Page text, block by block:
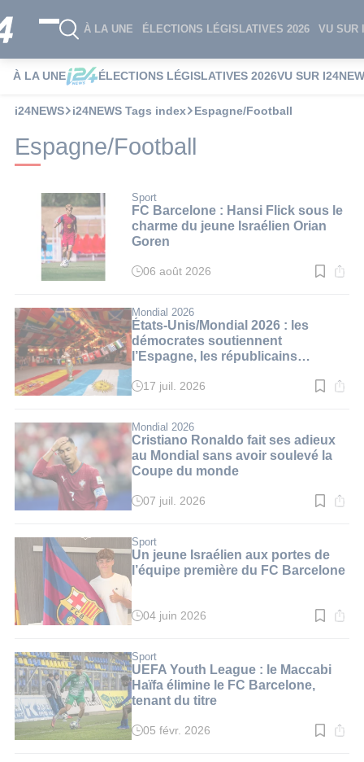
À LA UNE ÉLECTIONS LÉGISLATIVES 2026 VU SUR
À LA UNE ÉLECTIONS LÉGISLATIVES 2026VU SUR
i24NEWS i24NEWS Tags index Espagne/Football
Espagne/Football
Sport
FC Barcelone : Hansi Flick sous le
charme du jeune Israélien Orian
Goren
Temps
:
2
min.
06 août 2026
Mondial 2026
États-Unis/Mondial 2026 : les
démocrates soutiennent
l’Espagne, les républicains
Temps
:
3
min.
17 juil. 2026
Mondial 2026
Cristiano Ronaldo fait ses adieux
au Mondial sans avoir soulevé la
Coupe du monde
Temps
:
3
min.
07 juil. 2026
Sport
Un jeune Israélien aux portes de
l’équipe première du FC Barcelone
Temps
:
3
min.
04 juin 2026
Sport
UEFA Youth League : le Maccabi
Haïfa élimine le FC Barcelone,
tenant du titre
Temps
05 févr. 2026